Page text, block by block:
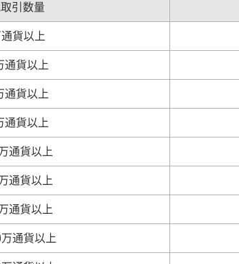
引数量
貨以上
通貨以上
通貨以上
通貨以上
通貨以上
通貨以上
通貨以上
通貨以上